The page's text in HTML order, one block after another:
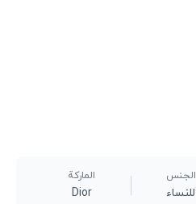
الجنس
للنساء
الماركة
Dior